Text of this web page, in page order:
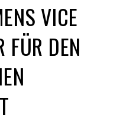
VICE
FÜR DEN